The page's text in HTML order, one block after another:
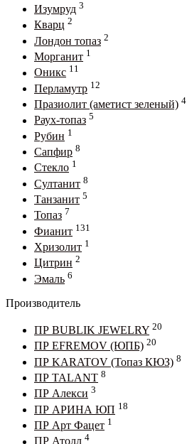
Изумруд 3
Кварц 2
Лондон топаз 2
Морганит 1
Оникс 11
Перламутр 12
Празиолит (аметист зеленый) 4
Раух-топаз 5
Рубин 1
Сапфир 8
Стекло 1
Султанит 8
Танзанит 5
Топаз 7
Фианит 131
Хризолит 1
Цитрин 2
Эмаль 6
Производитель
ПР BUBLIK JEWELRY 20
ПР EFREMOV (ЮПБ) 20
ПР KARATOV (Топаз КЮЗ) 8
ПР TALANT 8
ПР Алекси 3
ПР АРИНА ЮП 18
ПР Арт Фацет 1
ПР Атолл 4